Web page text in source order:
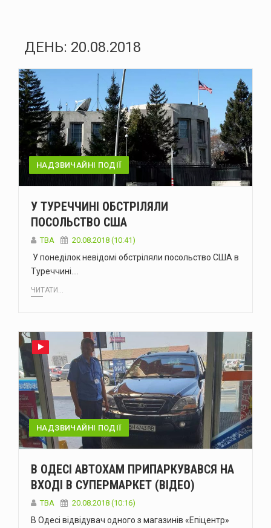
ДЕНЬ: 20.08.2018
НАДЗВИЧАЙНІ ПОДІЇ
У ТУРЕЧЧИНІ ОБСТРІЛЯЛИ
ПОСОЛЬСТВО США
TBA 20.08.2018 (10:41)
У понеділок невідомі обстріляли посольство США в
Туреччині.…
ЧИТАТИ...
НАДЗВИЧАЙНІ ПОДІЇ
В ОДЕСІ АВТОХАМ ПРИПАРКУВАВСЯ НА
ВХОДІ В СУПЕРМАРКЕТ (ВІДЕО)
TBA 20.08.2018 (10:16)
В Одесі відвідувач одного з магазинів «Епіцентр»